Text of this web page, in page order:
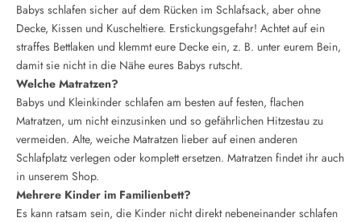
Babys schlafen sicher auf dem Rücken im Schlafsack, aber ohne
Decke, Kissen und Kuscheltiere. Erstickungsgefahr! Achtet auf ein
straffes Bettlaken und klemmt eure Decke ein, z. B. unter eurem Bein,
damit sie nicht in die Nähe eures Babys rutscht.
Welche Matratzen?
Babys und Kleinkinder schlafen am besten auf festen, flachen
Matratzen, um nicht einzusinken und so gefährlichen Hitzestau zu
vermeiden. Alte, weiche Matratzen lieber auf einen anderen
Schlafplatz verlegen oder komplett ersetzen. Matratzen findet ihr auch
in unserem Shop.
Mehrere Kinder im Familienbett?
Es kann ratsam sein, die Kinder nicht direkt nebeneinander schlafen